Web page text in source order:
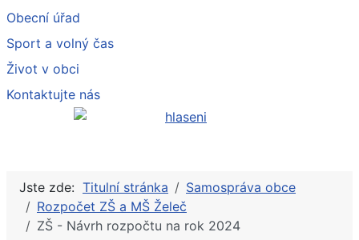
Obecní úřad
Sport a volný čas
Život v obci
Kontaktujte nás
Jste zde: Titulní stránka
Samospráva obce
Rozpočet ZŠ a MŠ Želeč
ZŠ - Návrh rozpočtu na rok 2024